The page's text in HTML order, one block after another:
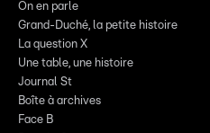
On en parle
Grand-Duché, la petite histoire
La question X
Une table, une histoire
Journal St
Boîte à archives
Face B